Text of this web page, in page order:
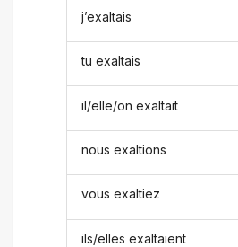
j’exaltais
tu exaltais
il/elle/on exaltait
nous exaltions
vous exaltiez
ils/elles exaltaient